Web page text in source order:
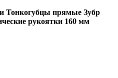
Тонкогубцы прямые Зубр
рукоятки 160 мм